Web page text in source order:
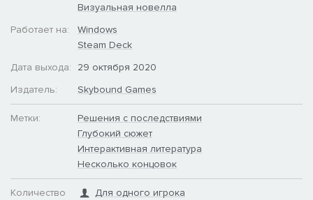
Визуальная новелла
Работает на:
Windows
Steam Deck
Дата выхода:
29 октября 2020
Издатель:
Skybound Games
Метки:
Решения с последствиями
Глубокий сюжет
Интерактивная литература
Несколько концовок
Количество
Для одного игрока